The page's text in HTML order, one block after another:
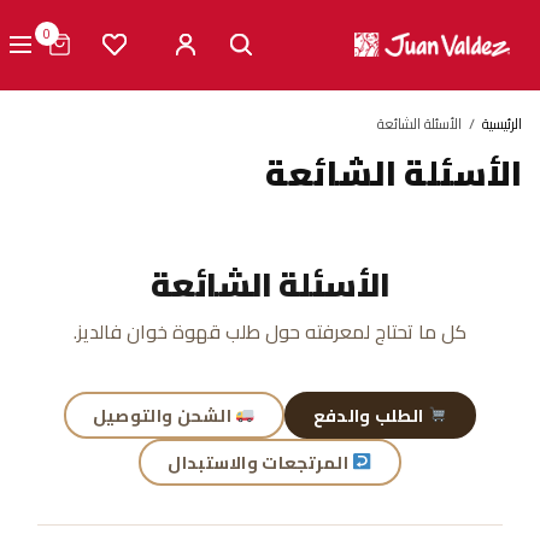
0
الرئيسية الأسئلة الشائعة
الأسئلة الشائعة
الأسئلة الشائعة
كل ما تحتاج لمعرفته حول طلب قهوة خوان فالديز.
الطلب والدفع
الشحن والتوصيل
المرتجعات والاستبدال